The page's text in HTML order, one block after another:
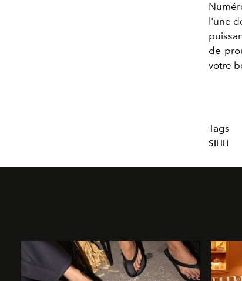
l'une
de
votre
Tags
SIHH